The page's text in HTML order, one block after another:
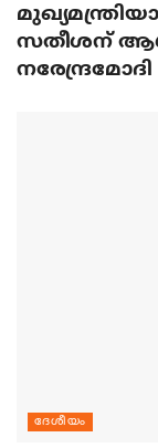
സതീശന്
നരേന്ദ്രമോദി
ദേശീയം